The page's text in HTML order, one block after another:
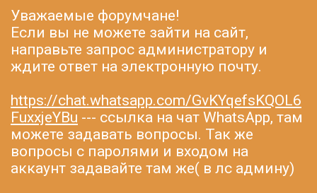
Уважаемые форумчане!
Если вы не можете зайти на сайт,
направьте запрос администратору и
ждите ответ на электронную почту.
https://chat.whatsapp.com/GvKYqefsKQOL6
FuxxjeYBu --- ссылка на чат WhatsApp, там
можете задавать вопросы. Так же
вопросы с паролями и входом на
аккаунт задавайте там же( в лс админу)